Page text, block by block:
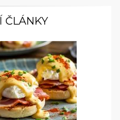
ČLÁNKY